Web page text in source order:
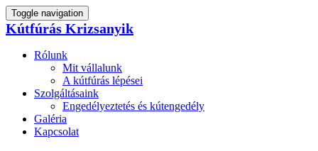
Toggle navigation
Kútfúrás Krizsanyik
Rólunk
Mit vállalunk
A kútfúrás lépései
Szolgáltásaink
Engedélyeztetés és kútengedély
Galéria
Kapcsolat